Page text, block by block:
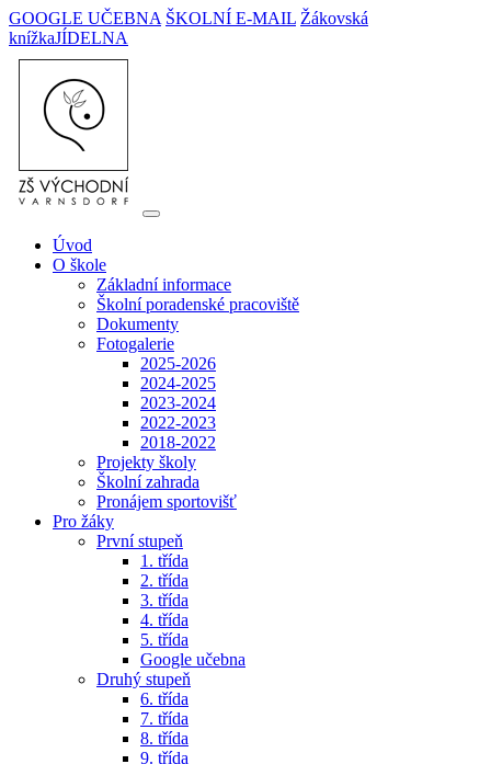
GOOGLE UČEBNA ŠKOLNÍ E-MAIL Žákovská
knížkaJÍDELNA
Úvod
O škole
Základní informace
Školní poradenské pracoviště
Dokumenty
Fotogalerie
2025-2026
2024-2025
2023-2024
2022-2023
2018-2022
Projekty školy
Školní zahrada
Pronájem sportovišť
Pro žáky
První stupeň
1. třída
2. třída
3. třída
4. třída
5. třída
Google učebna
Druhý stupeň
6. třída
7. třída
8. třída
9. třída